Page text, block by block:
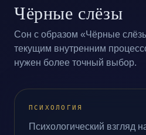
Чёрные слёзы
Сон с образом «Чёрные
текущим внутренним
нужен более точный выбор.
ПСИХОЛОГИЯ
Психологический взгляд